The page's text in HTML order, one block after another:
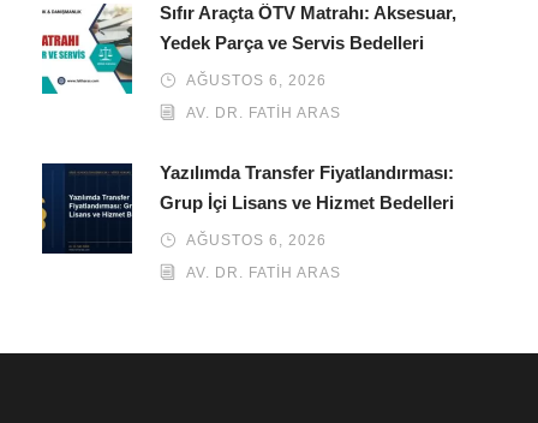
Sıfır Araçta ÖTV Matrahı: Aksesuar,
Yedek Parça ve Servis Bedelleri
AĞUSTOS 6, 2026
AV. DR. FATIH ARAS
Yazılımda Transfer Fiyatlandırması:
Grup İçi Lisans ve Hizmet Bedelleri
AĞUSTOS 6, 2026
AV. DR. FATIH ARAS